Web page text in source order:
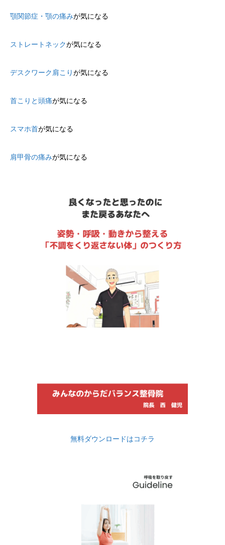
顎関節症・顎の痛みが気になる
ストレートネックが気になる
デスクワーク肩こりが気になる
首こりと頭痛が気になる
スマホ首が気になる
肩甲骨の痛みが気になる
無料ダウンロードはコチラ